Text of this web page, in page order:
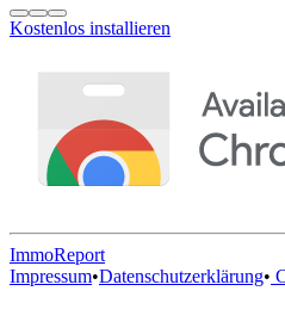
Kostenlos installieren
ImmoReport
Impressum•Datenschutzerklärung•